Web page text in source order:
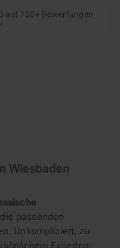
auf 100+ Bewertungen
Wiesbaden
passenden
Unkompliziert, zu
Experten-